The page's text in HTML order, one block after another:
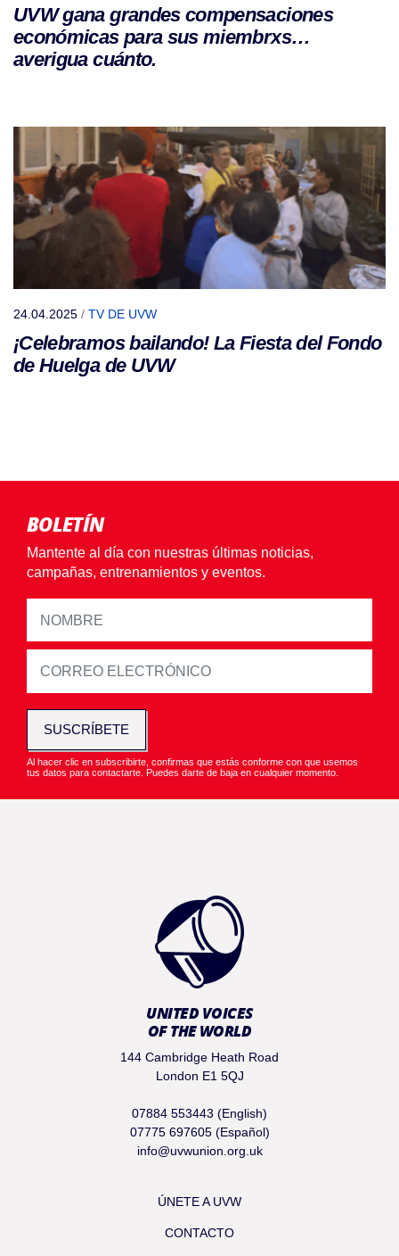
UVW gana grandes compensaciones
económicas para sus miembrxs…
averigua cuánto.
24.04.2025 / TV DE UVW
¡Celebramos bailando! La Fiesta del Fondo
de Huelga de UVW
BOLETÍN
Mantente al día con nuestras últimas noticias,
campañas, entrenamientos y eventos.
SUSCRÍBETE
Al hacer clic en subscribirte, confirmas que estás conforme con que usemos
tus datos para contactarte. Puedes darte de baja en cualquier momento.
UNITED VOICES
OF THE WORLD
144 Cambridge Heath Road
London E1 5QJ
07884 553443 (English)
07775 697605 (Español)
info@uvwunion.org.uk
ÚNETE A UVW
CONTACTO